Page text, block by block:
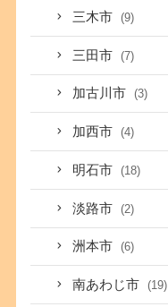
三木市 (9)
三田市 (7)
加古川市 (3)
加西市 (4)
明石市 (18)
淡路市 (2)
洲本市 (6)
南あわじ市 (19)